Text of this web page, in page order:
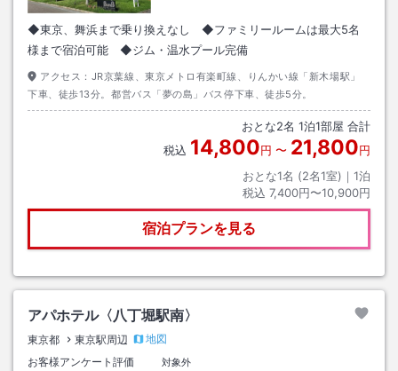
◆東京、舞浜まで乗り換えなし ◆ファミリールームは最大5名
様まで宿泊可能 ◆ジム・温水プール完備
アクセス： JR京葉線、東京メトロ有楽町線、りんかい線「新木場駅」
下車、徒歩13分。都営バス「夢の島」バス停下車、徒歩5分。
おとな2名 1泊1部屋 合計
税込 14,800円 〜 21,800円
おとな1名 (2名1室)｜ 1泊
税込 7,400円〜10,900円
宿泊プランを見る
アパホテル〈八丁堀駅南〉
東京都 東京駅周辺
地図
お客様アンケート評価
対象外